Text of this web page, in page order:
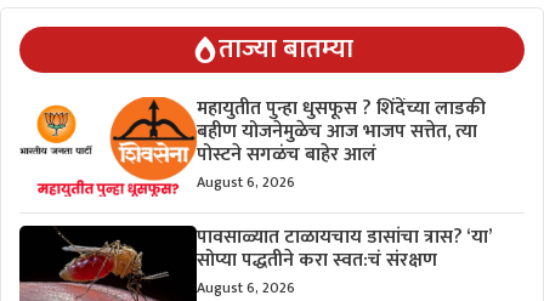
ताज्या बातम्या
महायुतीत पुन्हा धुसफूस ? शिंदेंच्या लाडकी
बहीण योजनेमुळेच आज भाजप सत्तेत, त्या
पोस्टने सगळंच बाहेर आलं
August 6, 2026
पावसाळ्यात टाळायचाय डासांचा त्रास? ‘या’
सोप्या पद्धतीने करा स्वत:चं संरक्षण
August 6, 2026